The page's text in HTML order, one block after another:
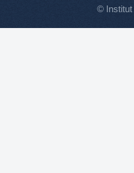
© Institut